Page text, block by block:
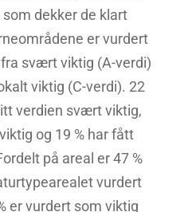
dekker de klart
er vurdert
svært viktig (A-verdi)
viktig (C-verdi). 22
verdien svært viktig,
og 19 % har fått
på areal er 47 %
vurdert
er vurdert som viktig